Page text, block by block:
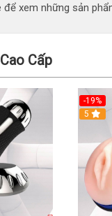
để xem những sản
Cấp
-19%
5